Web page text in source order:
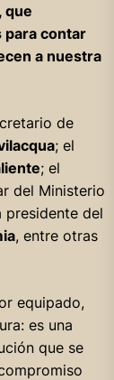
que
para contar
a nuestra
de
; el
; el
del Ministerio
presidente del
, entre otras
equipado,
es una
que se